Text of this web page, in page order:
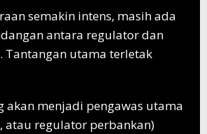
semakin intens, masih ada
antara regulator dan
Tantangan utama terletak
akan menjadi pengawas utama
atau regulator perbankan)